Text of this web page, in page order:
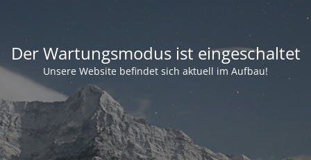
Der Wartungsmodus ist eingeschaltet
Unsere Website befindet sich aktuell im Aufbau!